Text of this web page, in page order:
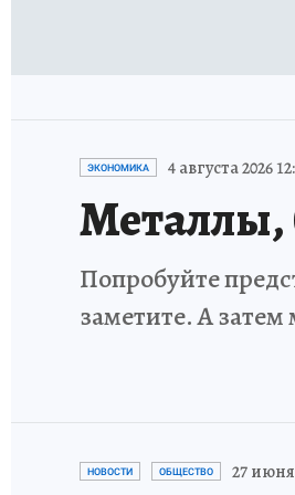
ЭКОНОМИКА 4 августа 2026
Металлы,
Попробуйте
заметите. А
НОВОСТИ ОБЩЕСТВО 27 июня